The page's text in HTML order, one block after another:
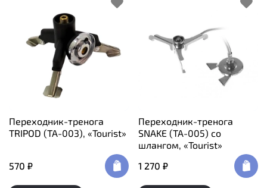
Переходник-тренога
TRIPOD (TA-003), «Tourist»
570 ₽
Переходник-тренога
SNAKE (TA-005) со
шлангом, «Tourist»
1 270 ₽